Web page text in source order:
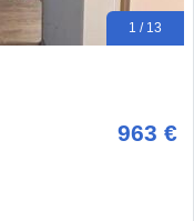
1 / 13
963 €